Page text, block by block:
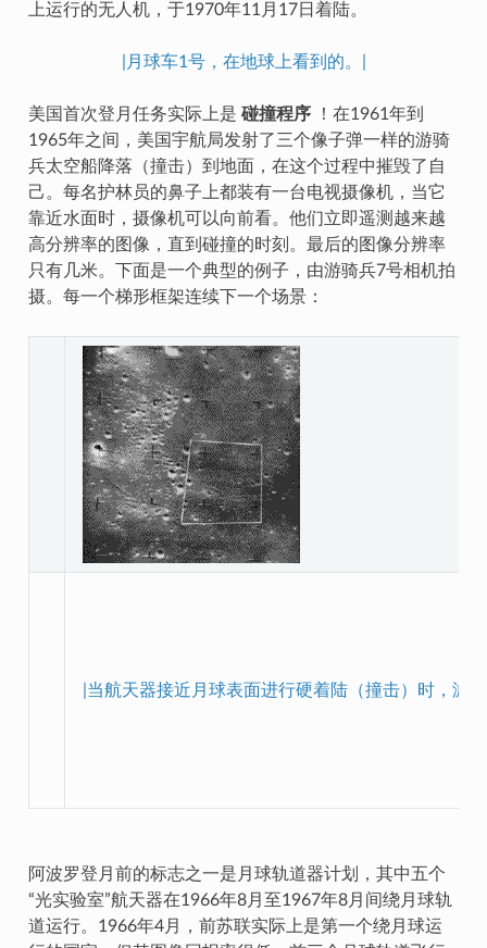
上运行的无人机，于1970年11月17日着陆。
|月球车1号，在地球上看到的。|
美国首次登月任务实际上是 碰撞程序！在1961年到
1965年之间，美国宇航局发射了三个像子弹一样的游骑
兵太空船降落（撞击）到地面，在这个过程中摧毁了自
己。每名护林员的鼻子上都装有一台电视摄像机，当它
靠近水面时，摄像机可以向前看。他们立即遥测越来越
高分辨率的图像，直到碰撞的时刻。最后的图像分辨率
只有几米。下面是一个典型的例子，由游骑兵7号相机拍
摄。每一个梯形框架连续下一个场景：
|当航天器接近月球表面进行硬着陆（撞击）时，游
阿波罗登月前的标志之一是月球轨道器计划，其中五个
“光实验室”航天器在1966年8月至1967年8月间绕月球轨
道运行。1966年4月，前苏联实际上是第一个绕月球运